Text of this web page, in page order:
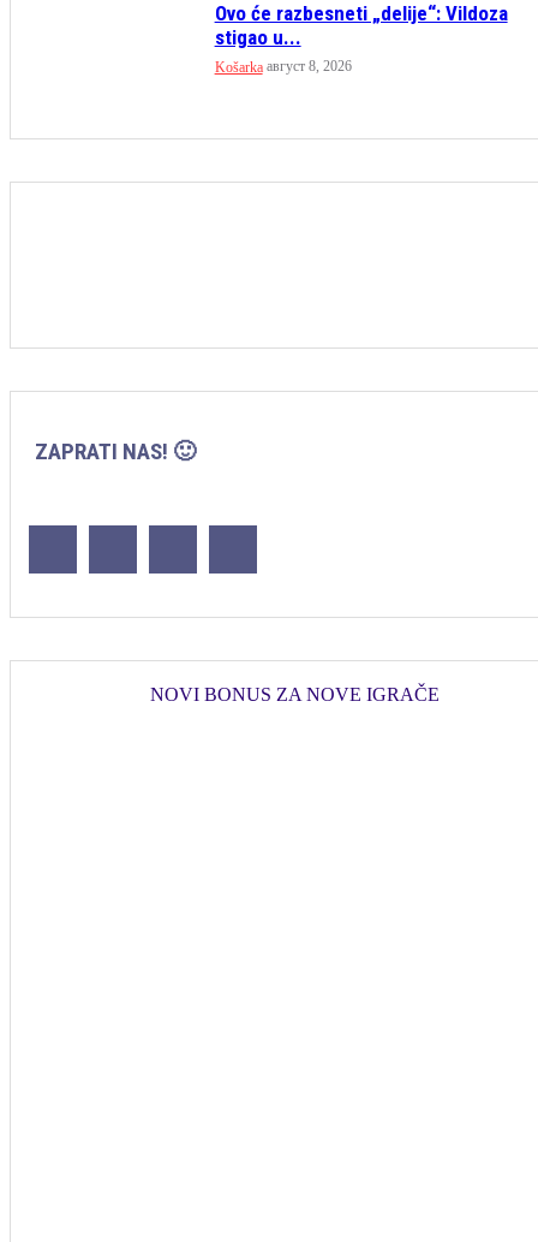
Ovo će razbesneti „delije“: Vildoza
stigao u...
Košarka август 8, 2026
ZAPRATI NAS! 🙂
NOVI BONUS ZA NOVE IGRAČE